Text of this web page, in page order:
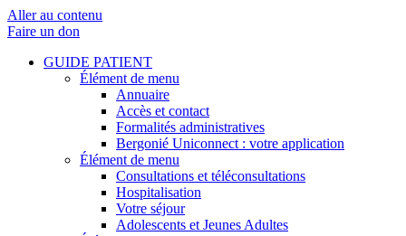
Aller au contenu
Faire un don
GUIDE PATIENT
Élément de menu
Annuaire
Accès et contact
Formalités administratives
Bergonié Uniconnect : votre application
Élément de menu
Consultations et téléconsultations
Hospitalisation
Votre séjour
Adolescents et Jeunes Adultes